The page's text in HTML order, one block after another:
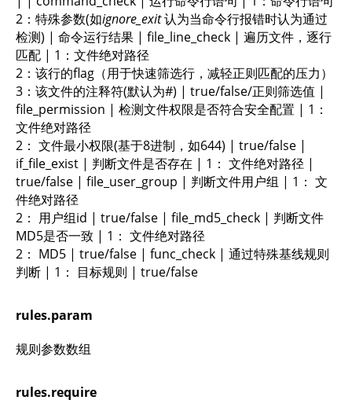
2：特殊参数(如ignore_exit认为当命令行报错时认为通过
检测) | 命令运行结果 | file_line_check | 遍历文件，逐行
匹配 | 1：文件绝对路径
2：该行的flag（用于快速筛选行，减轻正则匹配的压力）
3：该文件的注释符(默认为#) | true/false/正则筛选值 |
file_permission | 检测文件权限是否符合安全配置 | 1：
文件绝对路径
2： 文件最小权限(基于8进制，如644) | true/false |
if_file_exist | 判断文件是否存在 | 1： 文件绝对路径 |
true/false | file_user_group | 判断文件用户组 | 1： 文
件绝对路径
2： 用户组id | true/false | file_md5_check | 判断文件
MD5是否一致 | 1： 文件绝对路径
2： MD5 | true/false | func_check | 通过特殊基线规则
判断 | 1： 目标规则 | true/false
rules.param
规则参数数组
rules.require